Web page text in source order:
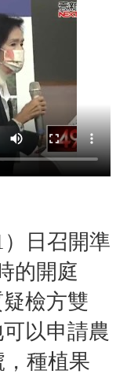
日召開準
的開庭
檢方雙
以申請農
，種植果